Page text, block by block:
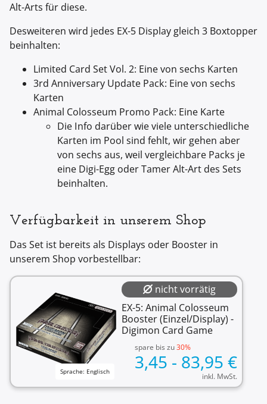
Alt-Arts für diese.
Desweiteren wird jedes EX-5 Display gleich 3 Boxtopper
beinhalten:
Limited Card Set Vol. 2: Eine von sechs Karten
3rd Anniversary Update Pack: Eine von sechs
Karten
Animal Colosseum Promo Pack: Eine Karte
Die Info darüber wie viele unterschiedliche
Karten im Pool sind fehlt, wir gehen aber
von sechs aus, weil vergleichbare Packs je
eine Digi-Egg oder Tamer Alt-Art des Sets
beinhalten.
Verfügbarkeit in unserem Shop
Das Set ist bereits als Displays oder Booster in
unserem Shop vorbestellbar:
Sprache: Englisch
nicht vorrätig
EX-5: Animal Colosseum
Booster (Einzel/Display) -
Digimon Card Game
spare bis zu30%
3,45 - 83,95 €
inkl. MwSt.